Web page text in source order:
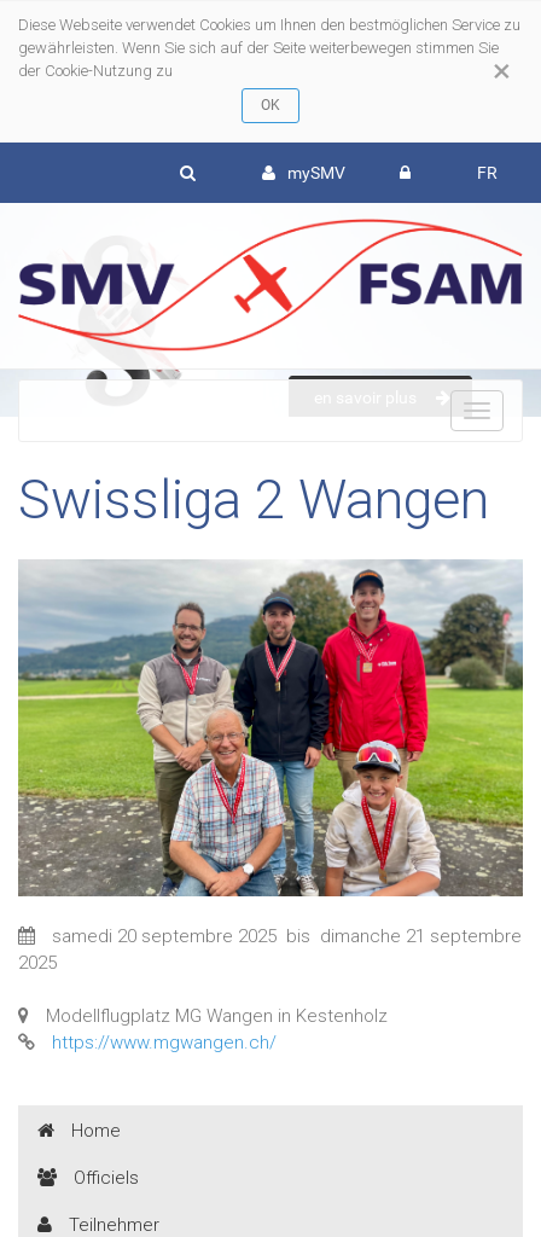
×
Diese Webseite verwendet Cookies um Ihnen den bestmöglichen Service zu
gewährleisten. Wenn Sie sich auf der Seite weiterbewegen stimmen Sie
der Cookie-Nutzung zu
mySMV FR
Swissliga 2 Wangen
samedi 20 septembre 2025 bis dimanche 21 septembre
2025
Modellflugplatz MG Wangen in Kestenholz
https://www.mgwangen.ch/
Home
Officiels
Teilnehmer